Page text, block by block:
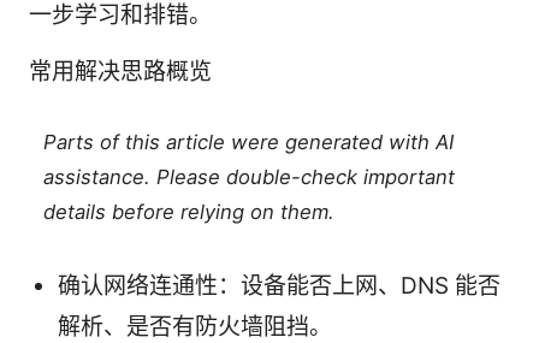
一步学习和排错。
常用解决思路概览
Parts of this article were generated with AI
assistance. Please double-check important
details before relying on them.
确认网络连通性：设备能否上网、DNS 能否
解析、是否有防火墙阻挡。